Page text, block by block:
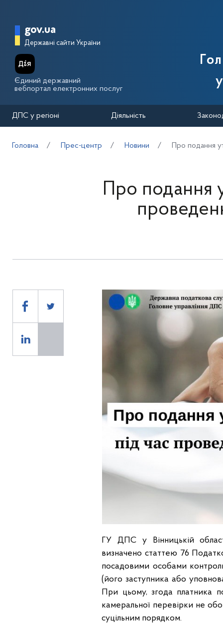
Головна сторінка Державної
gov.ua
Державні сайти України
Єдиний державний
вебпортал електронних послуг
ДПС у регіоні Діяльність
Головна Прес-центр Новини Про подання
Про подання
ГУ ДПС у Вінницькій
визначено статтею 76
посадовими особами
(його заступника або
При цьому, згода платника
камеральної перевірки не
суцільним порядком.